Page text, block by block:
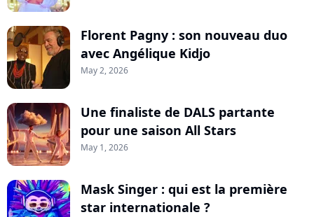
Florent Pagny : son nouveau duo
avec Angélique Kidjo
May 2, 2026
Une finaliste de DALS partante
pour une saison All Stars
May 1, 2026
Mask Singer : qui est la première
star internationale ?